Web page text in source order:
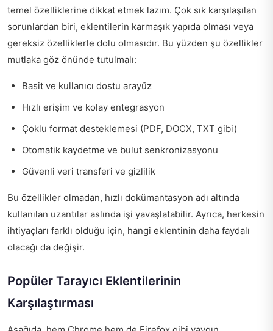
temel özelliklerine dikkat etmek lazım. Çok sık karşılaşılan
sorunlardan biri, eklentilerin karmaşık yapıda olması veya
gereksiz özelliklerle dolu olmasıdır. Bu yüzden şu özellikler
mutlaka göz önünde tutulmalı:
Basit ve kullanıcı dostu arayüz
Hızlı erişim ve kolay entegrasyon
Çoklu format desteklemesi (PDF, DOCX, TXT gibi)
Otomatik kaydetme ve bulut senkronizasyonu
Güvenli veri transferi ve gizlilik
Bu özellikler olmadan, hızlı dokümantasyon adı altında
kullanılan uzantılar aslında işi yavaşlatabilir. Ayrıca, herkesin
ihtiyaçları farklı olduğu için, hangi eklentinin daha faydalı
olacağı da değişir.
Popüler Tarayıcı Eklentilerinin
Karşılaştırması